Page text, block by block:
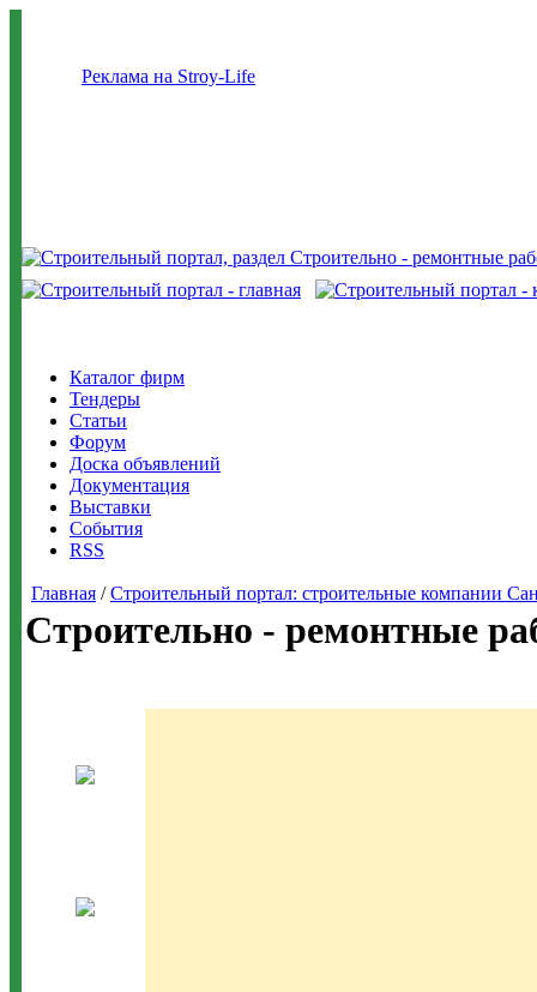
Реклама на Stroy-Life
Каталог фирм
Тендеры
Статьи
Форум
Доска объявлений
Документация
Выставки
События
RSS
Главная /Строительный портал: строительные компании
Строительно - ремонтные